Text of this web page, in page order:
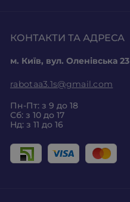
КОНТАКТИ ТА АДРЕСА
м. Київ, вул. Оленівська 23
rabotaa3.1s@gmail.com
Пн-Пт: з 9 до 18
Сб: з 10 до 17
Нд: з 11 до 16